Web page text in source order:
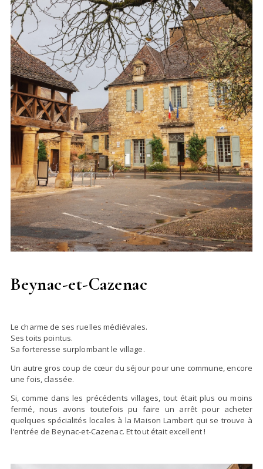
Beynac-et-Cazenac
Le charme de ses ruelles médiévales.
Ses toits pointus.
Sa forteresse surplombant le village.
Un autre gros coup de cœur du séjour pour une commune, encore
une fois, classée.
Si, comme dans les précédents villages, tout était plus ou moins
fermé, nous avons toutefois pu faire un arrêt pour acheter
quelques spécialités locales à la Maison Lambert qui se trouve à
l'entrée de Beynac-et-Cazenac. Et tout était excellent !